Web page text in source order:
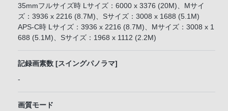
35mmフルサイズ時 Lサイズ：6000 x 3376 (20M)、Mサイ
ズ：3936 x 2216 (8.7M)、Sサイズ：3008 x 1688 (5.1M)
APS-C時 Lサイズ：3936 x 2216 (8.7M)、Mサイズ：3008 x 1
688 (5.1M)、Sサイズ：1968 x 1112 (2.2M)
記録画素数 [スイングパノラマ]
-
画質モード